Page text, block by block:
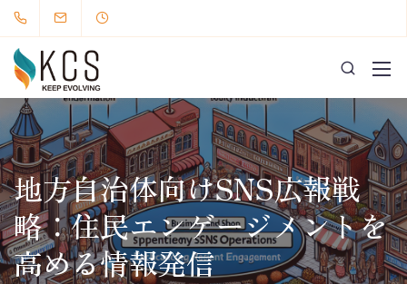
地方自治体向けSNS広報戦
略：住民エンゲージメントを
高める情報発信